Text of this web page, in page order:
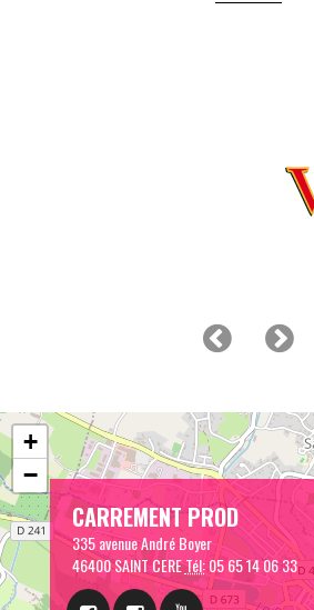
CARREMENT PROD
335 avenue André Boyer
46400 SAINT CERETél:05 65 14 06 33
+
−